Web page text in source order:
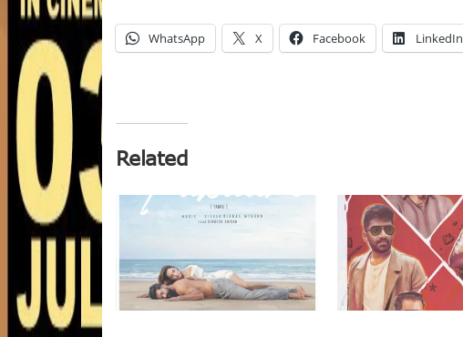
WhatsApp X Facebook LinkedIn
Related